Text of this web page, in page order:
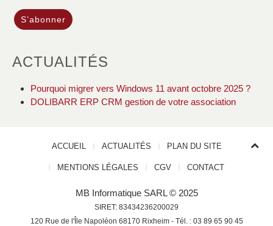
ACTUALITÉS
Pourquoi migrer vers Windows 11 avant octobre 2025 ?
DOLIBARR ERP CRM gestion de votre association
ACCUEIL ACTUALITÉS PLAN DU SITE
MENTIONS LÉGALES CGV CONTACT
MB Informatique SARL © 2025
SIRET: 83434236200029
120 Rue de l'Île Napoléon 68170 Rixheim - Tél. : 03 89 65 90 45